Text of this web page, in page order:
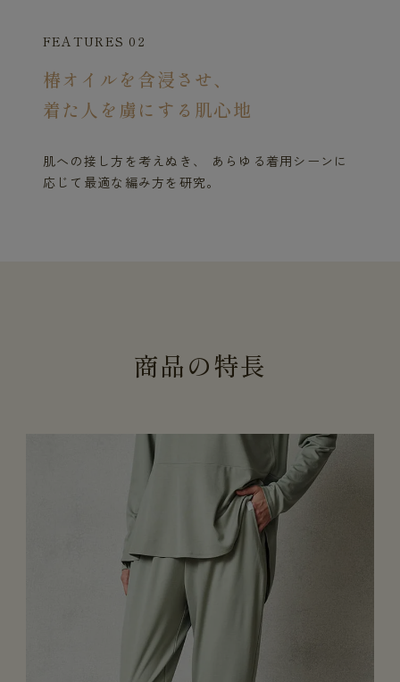
FEATURES 02
椿オイルを含浸させ、
着た人を虜にする肌心地
肌への接し方を考えぬき、 あらゆる着用シーンに
応じて最適な編み方を研究。
商品の特長